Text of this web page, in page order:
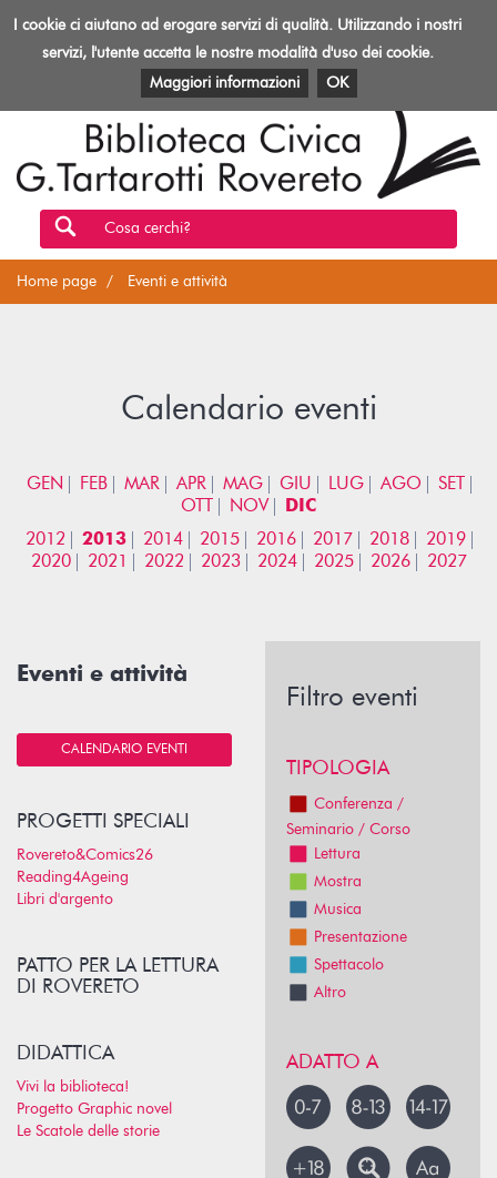
Toggle
Biblioteca
Rovereto
EVENTI E ATTIVITÀ PATRIMONIO E RISORSE
Cosa cerchi?
Home page Eventi e attività
Calendario eventi
GEN FEB MAR APR MAG GIU LUG AGO
SET
OTT
NOV
DIC
2012
2013 2014 2015 2016 2017 2018
2019
2020
2021 2022 2023 2024 2025 2026 2027
Eventi e attività
CALENDARIO EVENTI
PROGETTI SPECIALI
Rovereto&Comics26
Reading4Ageing
Libri d'argento
PATTO PER LA LETTURA
DI ROVERETO
DIDATTICA
Vivi la biblioteca!
Progetto Graphic novel
Le Scatole delle storie
Filtro eventi
TIPOLOGIA
Conferenza /
Seminario / Corso
Lettura
Mostra
Musica
Presentazione
Spettacolo
Altro
ADATTO A
I cookie ci aiutano ad erogare servizi di qualità. Utilizzando i nostri
servizi, l'utente accetta le nostre modalità d'uso dei cookie.
Maggiori informazioni
OK